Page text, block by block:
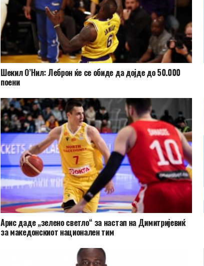
Шекил О’Нил: Леброн ќе се обиде да дојде до 50.000
поени
Арис даде „зелено светло“ за настап на Димитријевиќ
за македонскиот национален тим